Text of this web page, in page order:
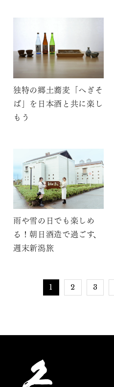
独特の郷土蕎麦「へぎそ
ば」を日本酒と共に楽し
もう
雨や雪の日でも楽しめ
る！朝日酒造で過ごす、
週末新潟旅
1 2 3